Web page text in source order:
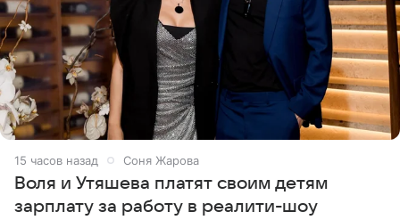
15 часов назад Соня Жарова
Воля и Утяшева платят своим детям
зарплату за работу в реалити-шоу